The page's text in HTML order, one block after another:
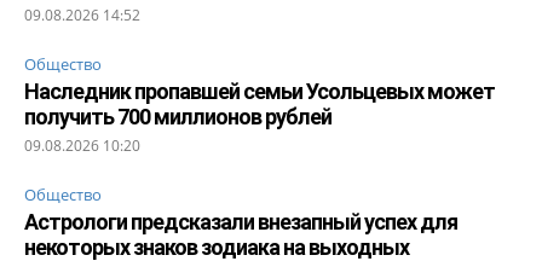
09.08.2026 14:52
Общество
Наследник пропавшей семьи Усольцевых может
получить 700 миллионов рублей
09.08.2026 10:20
Общество
Астрологи предсказали внезапный успех для
некоторых знаков зодиака на выходных